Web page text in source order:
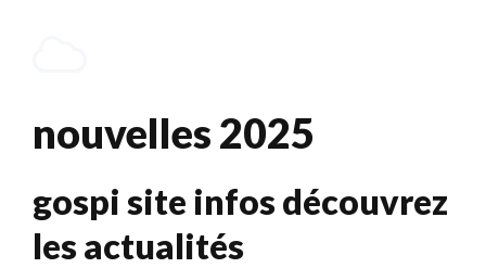
nouvelles 2025
gospi site infos découvrez
les actualités